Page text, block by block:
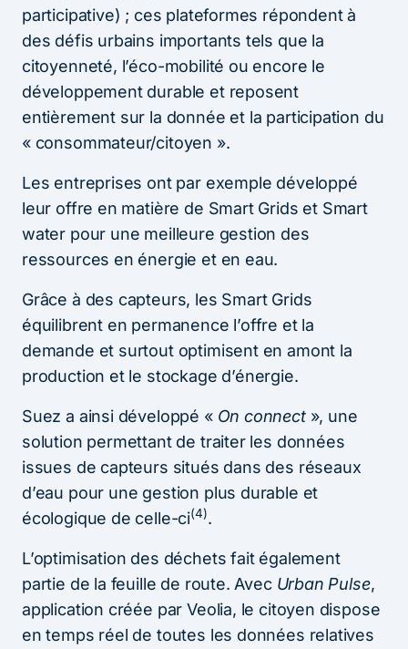
participative) ; ces plateformes répondent à
des défis urbains importants tels que la
citoyenneté, l’éco-mobilité ou encore le
développement durable et reposent
entièrement sur la donnée et la participation du
« consommateur/citoyen ».
Les entreprises ont par exemple développé
leur offre en matière de Smart Grids et Smart
water pour une meilleure gestion des
ressources en énergie et en eau.
Grâce à des capteurs, les Smart Grids
équilibrent en permanence l’offre et la
demande et surtout optimisent en amont la
production et le stockage d’énergie.
Suez a ainsi développé « On connect», une
solution permettant de traiter les données
issues de capteurs situés dans des réseaux
d’eau pour une gestion plus durable et
écologique de celle-ci(4).
L’optimisation des déchets fait également
partie de la feuille de route. Avec Urban Pulse,
application créée par Veolia, le citoyen dispose
en temps réel de toutes les données relatives